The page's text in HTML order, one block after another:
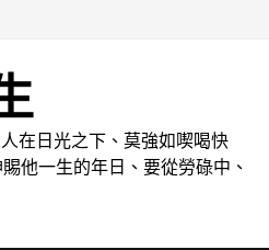
在日光之下、莫強如喫喝快
他一生的年日、要從勞碌中、